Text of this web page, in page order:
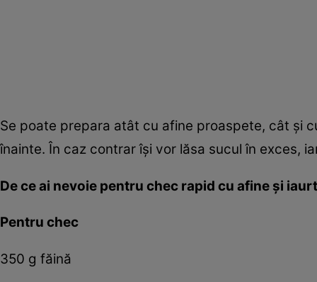
Se poate prepara atât cu afine proaspete, cât şi
înainte. În caz contrar îşi vor lăsa sucul în exces,
De ce ai nevoie pentru chec rapid cu afine şi iaurt
Pentru chec
350 g făină